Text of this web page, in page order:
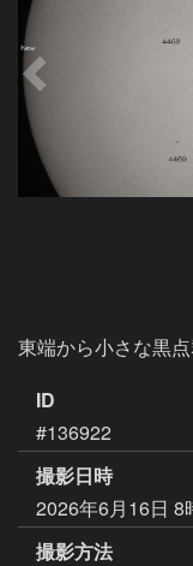
東端から小さな黒
ID
#136922
撮影日時
2026年6月16日 8
撮影方法